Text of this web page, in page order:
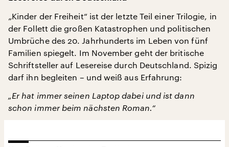
„Kinder der Freiheit“ ist der letzte Teil einer Trilogie, in
der Follett die großen Katastrophen und politischen
Umbrüche des 20. Jahrhunderts im Leben von fünf
Familien spiegelt. Im November geht der britische
Schriftsteller auf Lesereise durch Deutschland. Spizig
darf ihn begleiten – und weiß aus Erfahrung:
„Er hat immer seinen Laptop dabei und ist dann
schon immer beim nächsten Roman.“